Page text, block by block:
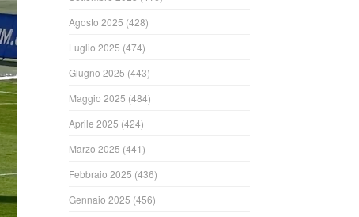
Agosto 2025 (428)
Luglio 2025 (474)
Giugno 2025 (443)
Maggio 2025 (484)
Aprile 2025 (424)
Marzo 2025 (441)
Febbraio 2025 (436)
Gennaio 2025 (456)